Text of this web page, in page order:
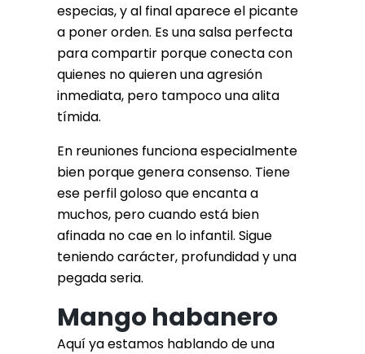
especias, y al final aparece el picante
a poner orden. Es una salsa perfecta
para compartir porque conecta con
quienes no quieren una agresión
inmediata, pero tampoco una alita
tímida.
En reuniones funciona especialmente
bien porque genera consenso. Tiene
ese perfil goloso que encanta a
muchos, pero cuando está bien
afinada no cae en lo infantil. Sigue
teniendo carácter, profundidad y una
pegada seria.
Mango habanero
Aquí ya estamos hablando de una